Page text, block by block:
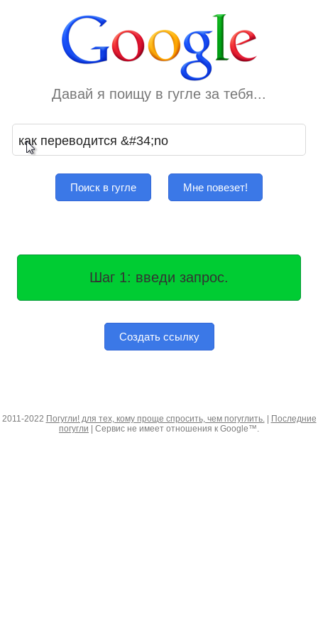
Давай я поищу в гугле за тебя...
Поиск в гугле Мне повезет!
Шаг 1: введи запрос.
Создать ссылку
2011-2022 Погугли! для тех, кому проще спросить, чем погуглить.|
Последние
погугли | Сервис не имеет отношения к Google™.